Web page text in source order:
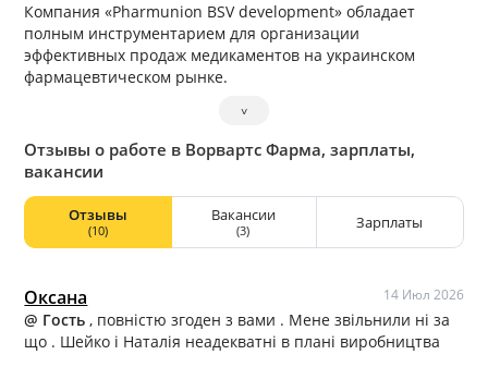
Компания «Pharmunion BSV development» обладает
полным инструментарием для организации
эффективных продаж медикаментов на украинском
фармацевтическом рынке.
˅
Отзывы о работе в Ворвартс Фарма, зарплаты,
вакансии
Отзывы
(10)
Вакансии
(3) Зарплаты
Оксана 14 Июл 2026
@ Гость, повністю згоден з вами . Мене звільнили ні за
що . Шейко і Наталія неадекватні в плані виробництва